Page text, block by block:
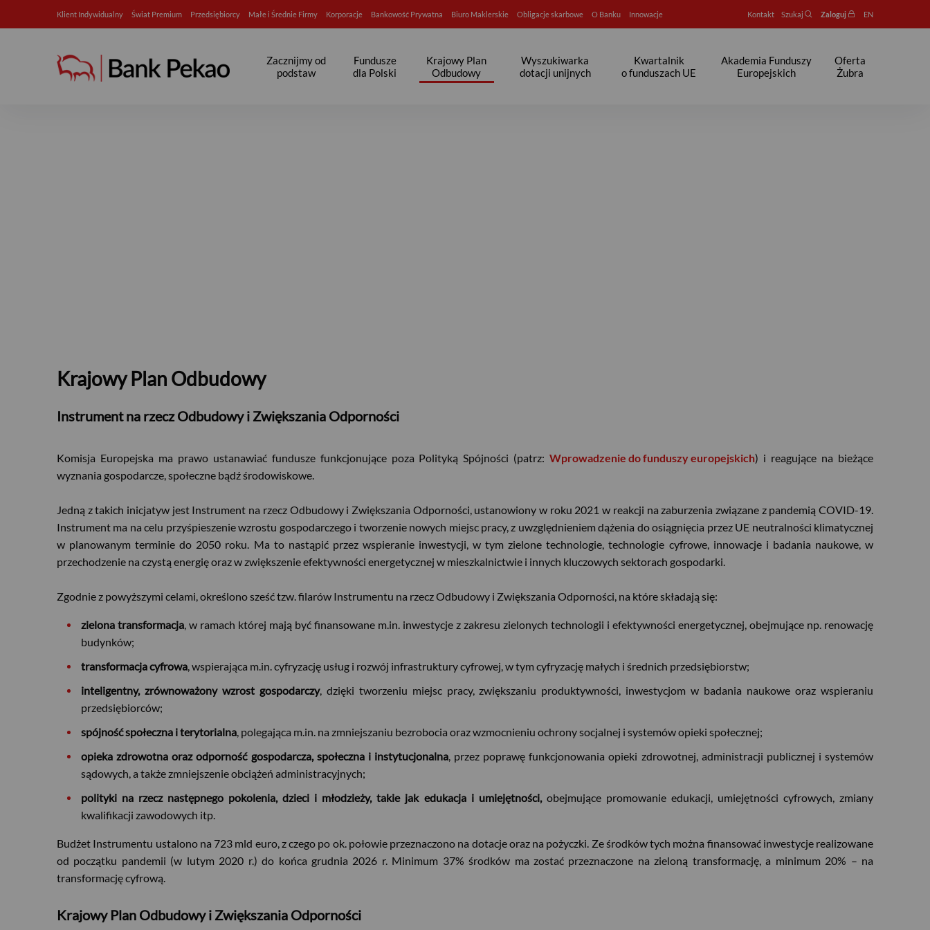
Klient Indywidualny Świat Premium Przedsiębiorcy Małe i Średnie Firmy Korporacje Bankowość Prywatna Biuro Maklerskie Obligacje skarbowe O Banku Innowacje Kontakt Szukaj Zaloguj EN
Zacznijmy od
podstaw
Fundusze
dla Polski
Krajowy Plan
Odbudowy
Wyszukiwarka
dotacji unijnych
Kwartalnik
o funduszach UE
Akademia Funduszy
Europejskich
Oferta
Żubra
Krajowy Plan Odbudowy
Instrument na rzecz Odbudowy i Zwiększania Odporności
Komisja Europejska ma prawo ustanawiać fundusze funkcjonujące poza Polityką Spójności (patrz:Wprowadzenie do funduszy europejskich) i reagujące na bieżące
wyznania gospodarcze, społeczne bądź środowiskowe.
Jedną z takich inicjatyw jest Instrument na rzecz Odbudowy i Zwiększania Odporności, ustanowiony w roku 2021 w reakcji na zaburzenia związane z pandemią COVID-19.
Instrument ma na celu przyśpieszenie wzrostu gospodarczego i tworzenie nowych miejsc pracy, z uwzględnieniem dążenia do osiągnięcia przez UE neutralności klimatycznej
w planowanym terminie do 2050 roku. Ma to nastąpić przez wspieranie inwestycji, w tym zielone technologie, technologie cyfrowe, innowacje i badania naukowe, w
przechodzenie na czystą energię oraz w zwiększenie efektywności energetycznej w mieszkalnictwie i innych kluczowych sektorach gospodarki.
Zgodnie z powyższymi celami, określono sześć tzw. filarów Instrumentu na rzecz Odbudowy i Zwiększania Odporności, na które składają się:
zielona transformacja, w ramach której mają być finansowane m.in. inwestycje z zakresu zielonych technologii i efektywności energetycznej, obejmujące np. renowację
budynków;
transformacja cyfrowa, wspierająca m.in. cyfryzację usług i rozwój infrastruktury cyfrowej, w tym cyfryzację małych i średnich przedsiębiorstw;
inteligentny, zrównoważony wzrost gospodarczy, dzięki tworzeniu miejsc pracy, zwiększaniu produktywności, inwestycjom w badania naukowe oraz wspieraniu
przedsiębiorców;
spójność społeczna i terytorialna, polegająca m.in. na zmniejszaniu bezrobocia oraz wzmocnieniu ochrony socjalnej i systemów opieki społecznej;
opieka zdrowotna oraz odporność gospodarcza, społeczna i instytucjonalna, przez poprawę funkcjonowania opieki zdrowotnej, administracji publicznej i systemów
sądowych, a także zmniejszenie obciążeń administracyjnych;
polityki na rzecz następnego pokolenia, dzieci i młodzieży, takie jak edukacja i umiejętności,obejmujące promowanie edukacji, umiejętności cyfrowych, zmiany
kwalifikacji zawodowych itp.
Budżet Instrumentu ustalono na 723 mld euro, z czego po ok. połowie przeznaczono na dotacje oraz na pożyczki. Ze środków tych można finansować inwestycje realizowane
od początku pandemii (w lutym 2020 r.) do końca grudnia 2026 r. Minimum 37% środków ma zostać przeznaczone na zieloną transformację, a minimum 20% – na
transformację cyfrową.
Krajowy Plan Odbudowy i Zwiększania Odporności